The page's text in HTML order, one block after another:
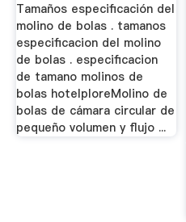
Tamaños especificación del
molino de bolas . tamanos
especificacion del molino
de bolas . especificacion
de tamano molinos de
bolas hotelploreMolino de
bolas de cámara circular de
pequeño volumen y flujo ...